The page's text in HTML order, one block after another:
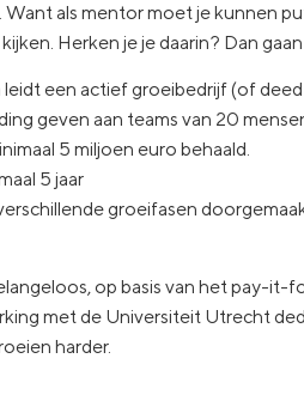
als mentor moet je kunnen
Herken je je daarin? Dan
een actief groeibedrijf (of
geven aan teams van 20
5 miljoen euro behaald.
5 jaar
groeifasen
op basis van het pay-it-
met de Universiteit Utrecht
harder.